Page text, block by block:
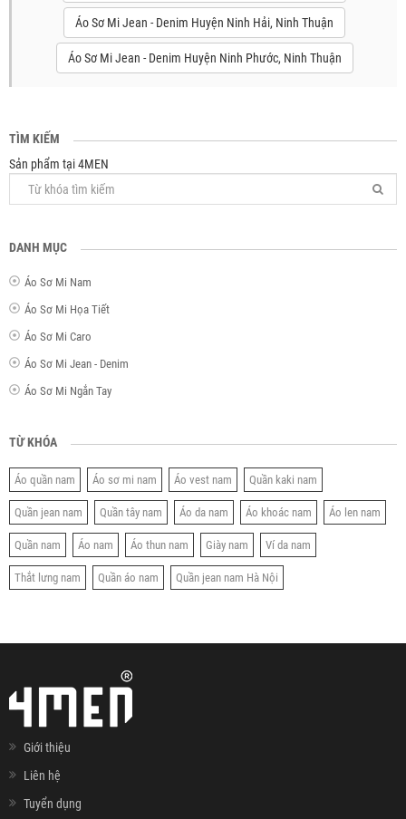
Áo Sơ Mi Jean - Denim Huyện Ninh Hải, Ninh Thuận
Áo Sơ Mi Jean - Denim Huyện Ninh Phước, Ninh Thuận
TÌM KIẾM
Sản phẩm tại 4MEN
DANH MỤC
Áo Sơ Mi Nam
Áo Sơ Mi Họa Tiết
Áo Sơ Mi Caro
Áo Sơ Mi Jean - Denim
Áo Sơ Mi Ngắn Tay
TỪ KHÓA
Áo quần nam Áo sơ mi nam Áo vest nam Quần kaki nam
Quần jean nam Quần tây nam Áo da nam Áo khoác nam Áo len nam
Quần nam Áo nam Áo thun nam Giày nam Ví da nam
Thắt lưng nam Quần áo nam Quần jean nam Hà Nội
Giới thiệu
Liên hệ
Tuyển dụng